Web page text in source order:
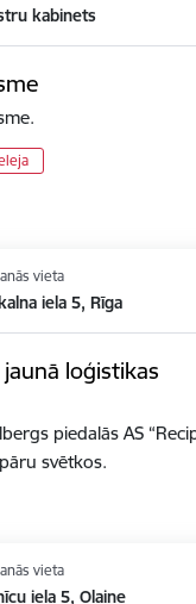
kabinets
vieta
iela 5, Rīga
jaunā loģistikas
piedalās AS
svētkos.
vieta
iela 5, Olaine